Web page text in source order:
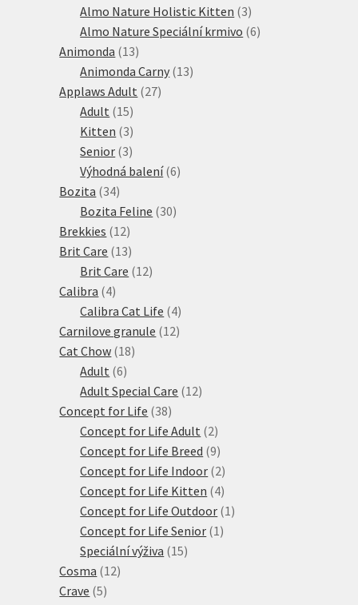
produktů
Almo Nature Holistic Kitten 33
produkty
Almo Nature Speciální krmivo 66
Animonda 1313
produktů
Animonda Carny 1313
Applaws Adult 2727
Adult 1515
produktů
Kitten 33
produkty
Senior 33
produkty
Výhodná balení 66
Bozita 3434
produktů
Bozita Feline 3030
Brekkies 1212
produktů
Brit Care 1313
produktů
Brit Care 1212
Calibra 44
produkty
Calibra Cat Life 44
produkty
Carnilove granule 1212
Cat Chow 1818
Adult 66
produktů
Adult Special Care 1212
Concept for Life 3838
produktů
Concept for Life Adult 22
produkty
Concept for Life Breed 99
produktů
Concept for Life Indoor 22
produkty
Concept for Life Kitten 44
produkty
Concept for Life Outdoor 1 1
Concept for Life Senior 1 1
Speciální výživa 1515
Cosma 1212
Crave 55